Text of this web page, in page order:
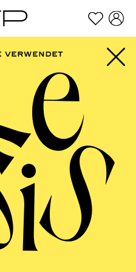
Footer springen
2026